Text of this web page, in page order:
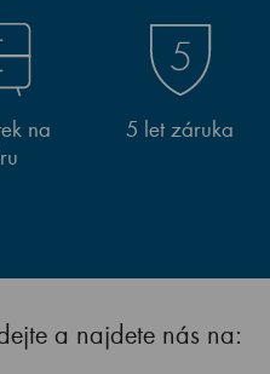
na
5 let záruka
a najdete nás na: